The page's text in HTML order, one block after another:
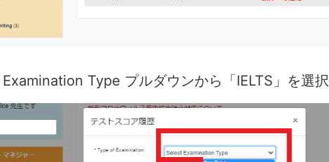
Type プルダウンから「IELTS」を選択